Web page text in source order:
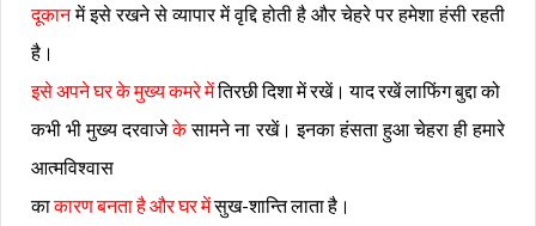
दूकानमें इसे रखने से व्यापार में वृद्दि होती है और चेहरे पर हमेशा हंसी रहती
है।
इसेअपने घर के मुख्य कमरे मेंतिरछी दिशा में रखें। याद रखें लाफिंग बुद्दा को
कभी भी मुख्य दरवाजेकेसामने ना रखें। इनका हंसता हुआ चेहरा ही हमारे
आत्मविश्वास
काकारण बनता है और घर मेंसुख-शान्ति लाता है।